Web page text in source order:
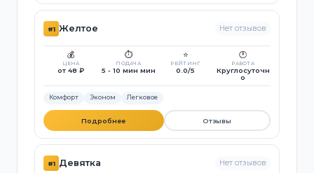
#1 Желтое Нет отзывов
💰
ЦЕНА
от 48 ₽
⏱️
ПОДАЧА
5 - 10 мин мин
⭐
РЕЙТИНГ
0.0/5
🕐
РАБОТА
Круглосуточн
о
Комфорт Эконом Легковое
Подробнее Отзывы
#1 Девятка Нет отзывов